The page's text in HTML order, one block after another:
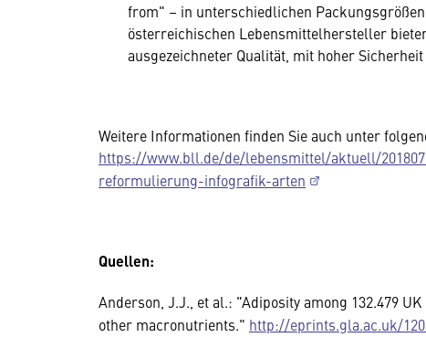
from" – in unterschiedlichen
österreichischen Lebensmittelhersteller
ausgezeichneter Qualität, mit hoher
Weitere Informationen finden Sie auch unter
https://www.bll.de/de/lebensmittel/aktuell/
reformulierung-infografik-arten
Quellen:
Anderson, J.J., et al.: "Adiposity among 132.479
other macronutrients." http://eprints.gla.ac.uk/